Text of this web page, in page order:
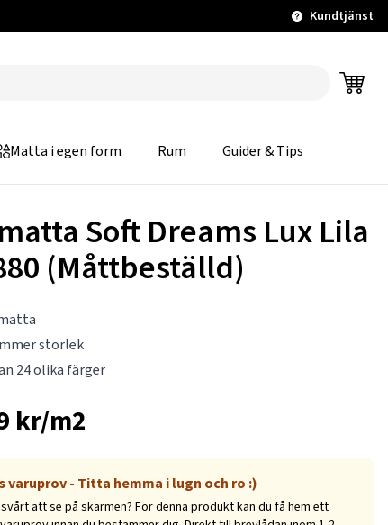
Kundtjänst
Matta i egen form Rum Guider & Tips
Soft Dreams Lux Lila
(Måttbeställd)
storlek
24 olika färger
kr/m2
varuprov - Titta hemma i lugn och ro :)
att se på skärmen? För denna produkt kan du få hem ett